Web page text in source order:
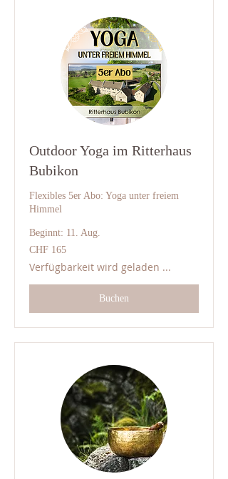
Outdoor Yoga im Ritterhaus
Bubikon
Flexibles 5er Abo: Yoga unter freiem
Himmel
Beginnt: 11. Aug.
165
Schweizer
CHF 165
Verfügbarkeit wird geladen ...
Buchen